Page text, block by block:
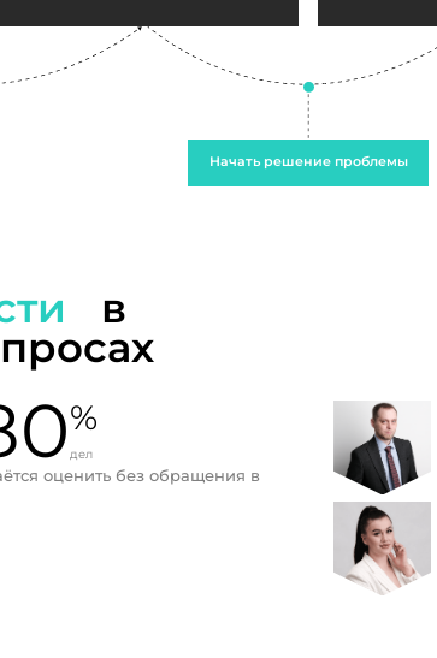
Начать решение проблемы
в
%
дел
оценить без обращения в